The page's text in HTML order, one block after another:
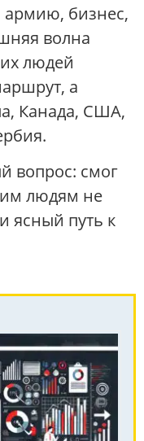
армию, бизнес,
волна
людей
а
Канада, США,
вопрос: смог
людям не
ясный путь к